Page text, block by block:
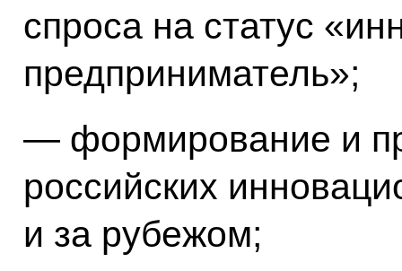
спроса на статус
предприниматель»;
— формирование и
российских
и за рубежом;